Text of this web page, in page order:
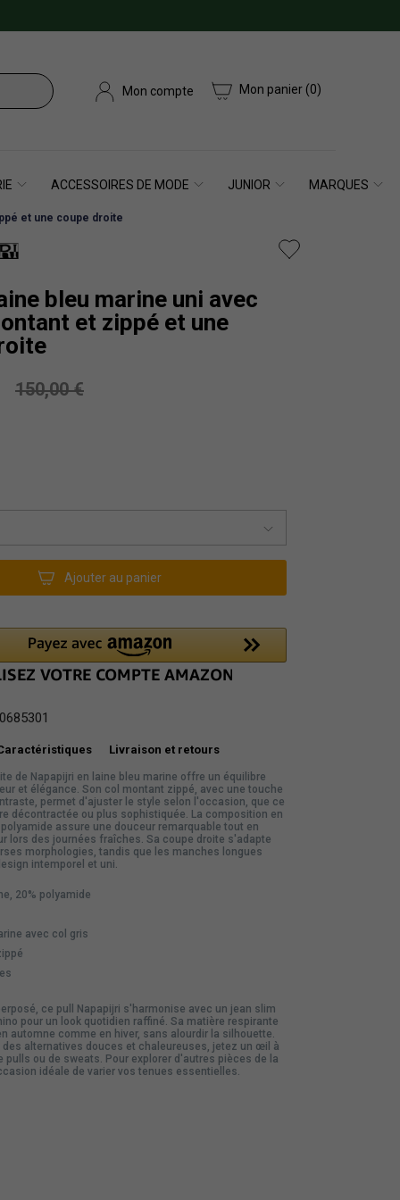
Mon compte Mon panier (0)
ACCESSOIRES DE MODE JUNIOR MARQUES
et une coupe droite
bleu marine uni avec
et zippé et une
150,00 €
Ajouter au panier
Livraison et retours
de Napapijri en laine bleu marine offre un équilibre
et élégance. Son col montant zippé, avec une touche
permet d'ajuster le style selon l'occasion, que ce
décontractée ou plus sophistiquée. La composition en
assure une douceur remarquable tout en
lors des journées fraîches. Sa coupe droite s'adapte
morphologies, tandis que les manches longues
intemporel et uni.
20% polyamide
avec col gris
ce pull Napapijri s'harmonise avec un jean slim
pour un look quotidien raffiné. Sa matière respirante
automne comme en hiver, sans alourdir la silhouette.
alternatives douces et chaleureuses, jetez un œil à
pulls ou de sweats. Pour explorer d'autres pièces de la
idéale de varier vos tenues essentielles.